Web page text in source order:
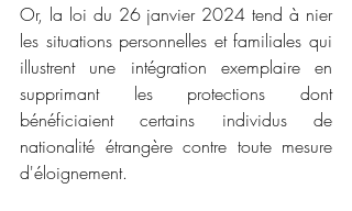
Or, la loi du 26 janvier 2024 tend à nier
les situations personnelles et familiales qui
illustrent une intégration exemplaire en
supprimant les protections dont
bénéficiaient certains individus de
nationalité étrangère contre toute mesure
d'éloignement.